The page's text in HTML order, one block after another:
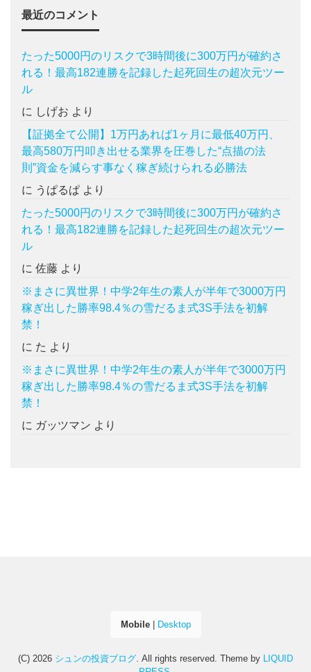
最近のコメント
たった5000円のリスクで3時間後に300万円が確約さ
れる！最高182連勝を記録した起死回生の超次元ツー
ル
に しげお より
【証拠全て公開】1万円あれば1ヶ月に最低40万円、
最高580万円叩き出せる業界を圧巻した“点描の法
則”資金を減らす事なく稼ぎ続けられる必勝法
に うぱるぱ より
たった5000円のリスクで3時間後に300万円が確約さ
れる！最高182連勝を記録した起死回生の超次元ツー
ル
に 佐藤 より
※まさに異世界！中学2年生の素人が半年で3000万円
稼ぎ出した勝率98.4％の雪だるま式3S手法を初解
禁！
に た より
※まさに異世界！中学2年生の素人が半年で3000万円
稼ぎ出した勝率98.4％の雪だるま式3S手法を初解
禁！
に ガッツマン より
Mobile| Desktop
(C) 2026 シュンの投資ブログ. All rights reserved. Theme by LIQUID